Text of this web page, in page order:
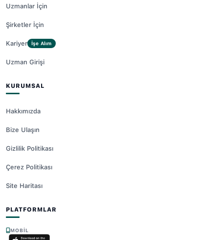
Uzmanlar İçin
Şirketler İçin
Kariyer İşe Alım
Uzman Girişi
KURUMSAL
Hakkımızda
Bize Ulaşın
Gizlilik Politikası
Çerez Politikası
Site Haritası
PLATFORMLAR
MOBIL